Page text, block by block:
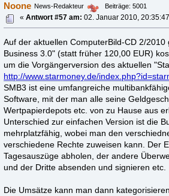
Noone News-Redakteur
Beiträge: 5001
«Antwort #57 am: 02. Januar 2010,
Auf der aktuellen ComputerBild-CD 2/2010
Business 3.0" (statt früher 120,00 EUR)
um die Vorgängerversion des aktuellen
http://www.starmoney.de/
SMB3 ist eine umfangreiche
Software, mit der man alle seine
Wertpapierdepots etc. von zu Hause aus
Unterschied zur einfachen Version ist die
mehrplatzfähig, wobei man den
verschiedene Rechte zuweisen kann. Der
Tagesauszüge abholen, der andere
und der Dritte absenden und signieren etc.
Die Umsätze kann man dann